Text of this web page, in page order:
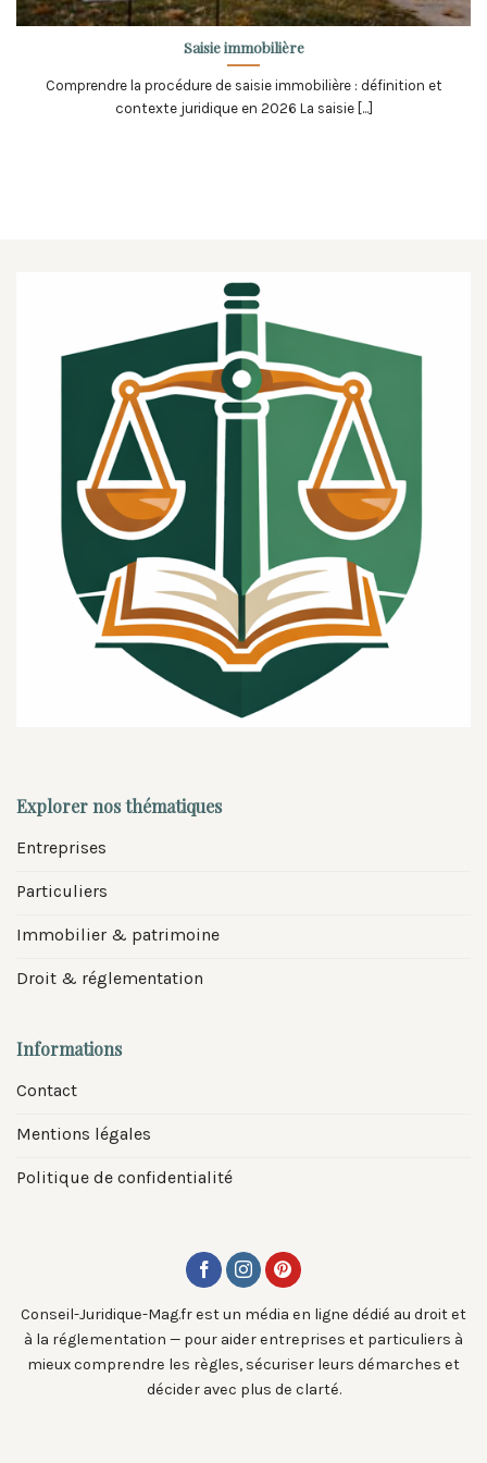
Saisie immobilière
Comprendre la procédure de saisie immobilière : définition et
contexte juridique en 2026 La saisie [...]
Explorer nos thématiques
Entreprises
Particuliers
Immobilier & patrimoine
Droit & réglementation
Informations
Contact
Mentions légales
Politique de confidentialité
Conseil-Juridique-Mag.fr est un média en ligne dédié au droit et
à la réglementation — pour aider entreprises et particuliers à
mieux comprendre les règles, sécuriser leurs démarches et
décider avec plus de clarté.